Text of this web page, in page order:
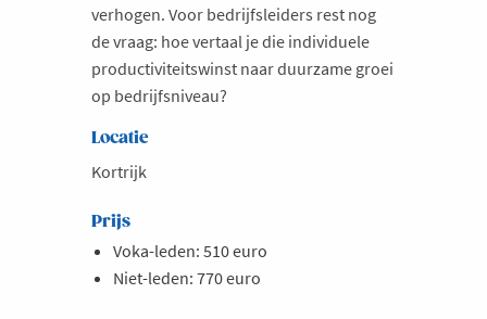
verhogen. Voor bedrijfsleiders rest nog
de vraag: hoe vertaal je die individuele
productiviteitswinst naar duurzame groei
op bedrijfsniveau?
Locatie
Kortrijk
Prijs
Voka-leden: 510 euro
Niet-leden: 770 euro